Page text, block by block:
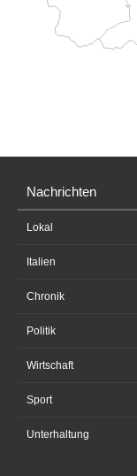
Nachrichten
Lokal
Italien
Chronik
Politik
Wirtschaft
Sport
Unterhaltung